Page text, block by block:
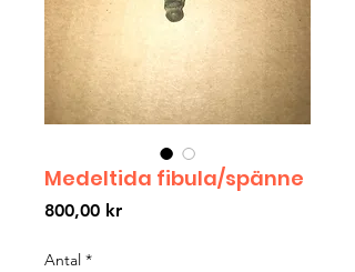
Medeltida fibula/spänne
800,00 krPris
Antal *